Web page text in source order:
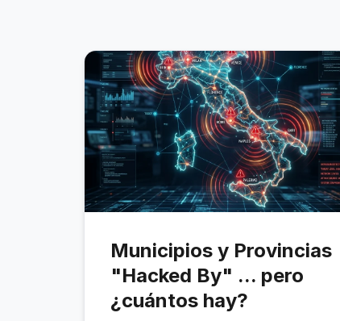
Municipios y Provincias
"Hacked By" ... pero
¿cuántos hay?